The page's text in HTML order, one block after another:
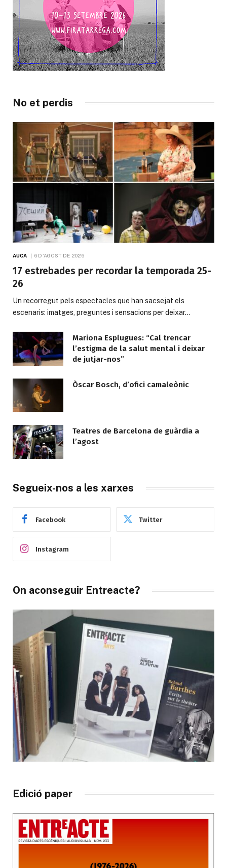
No et perdis
AUCA 6 D'AGOST DE 2026
17 estrebades per recordar la temporada 25-
26
Un recorregut pels espectacles que han sacsejat els
escenaris: imatges, preguntes i sensacions per deixar…
Mariona Esplugues: “Cal trencar
l’estigma de la salut mental i deixar
de jutjar-nos”
Òscar Bosch, d’ofici camaleònic
Teatres de Barcelona de guàrdia a
l’agost
Segueix-nos a les xarxes
Facebook Twitter
Instagram
On aconseguir Entreacte?
Edició paper